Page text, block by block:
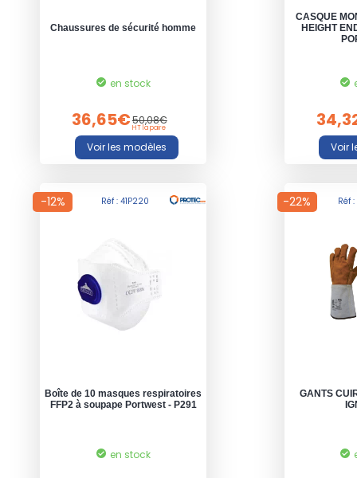
Chaussures de sécurité homme
en stock
36,65€50,08€
HT la paire
CASQUE
HEIGHT
-12% Réf : 41P220
Boîte de 10 masques respiratoires
FFP2 à soupape Portwest - P291
en stock
-22% Réf
GANTS